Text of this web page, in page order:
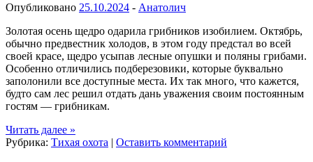
Опубликовано 25.10.2024 - Анатолич
Золотая осень щедро одарила грибников изобилием. Октябрь,
обычно предвестник холодов, в этом году предстал во всей
своей красе, щедро усыпав лесные опушки и поляны грибами.
Особенно отличились подберезовики, которые буквально
заполонили все доступные места. Их так много, что кажется,
будто сам лес решил отдать дань уважения своим постоянным
гостям — грибникам.
Читать далее »
Рубрика: Тихая охота | Оставить комментарий